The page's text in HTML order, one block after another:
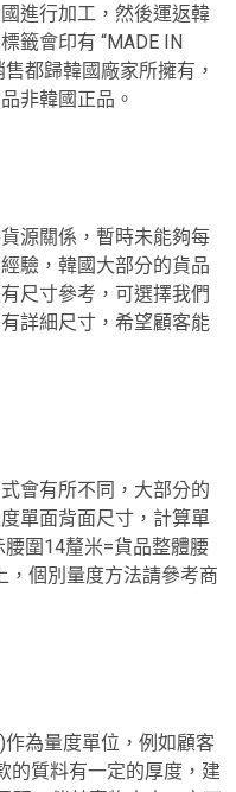
進行加工，然後運返韓
籤會印有 “MADE IN
都歸韓國廠家所擁有，
非韓國正品。
源關係，暫時未能夠每
驗，韓國大部分的貨品
尺寸參考，可選擇我們
詳細尺寸，希望顧客能
會有所不同，大部分的
單面背面尺寸，計算單
圍14釐米=貨品整體腰
，個別量度方法請參考商
為量度單位，例如顧客
的質料有一定的厚度，建